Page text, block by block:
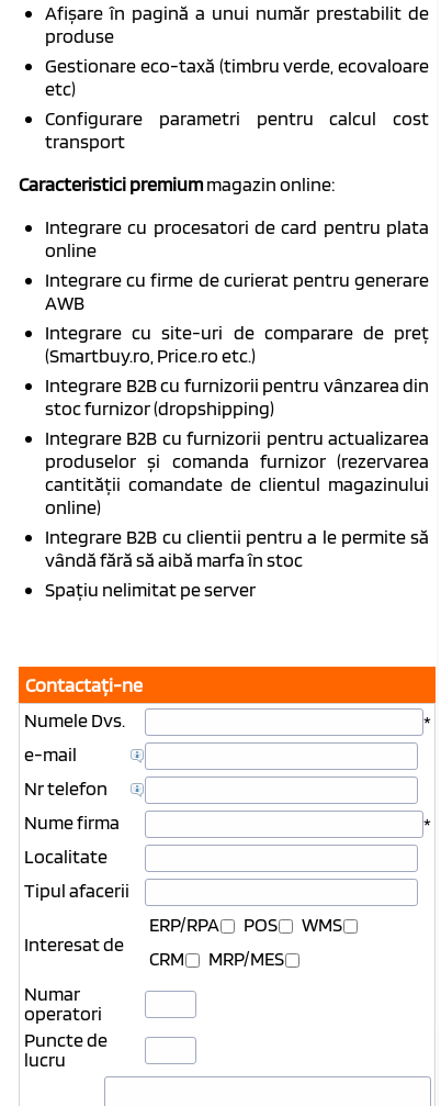
Afișare în pagină a unui număr prestabilit de
produse
Gestionare eco-taxă (timbru verde, ecovaloare
etc)
Configurare parametri pentru calcul cost
transport
Caracteristici premiummagazin online:
Integrare cu procesatori de card pentru plata
online
Integrare cu firme de curierat pentru generare
AWB
Integrare cu site-uri de comparare de preț
(Smartbuy.ro, Price.ro etc.)
Integrare B2B cu furnizorii pentru vânzarea din
stoc furnizor (dropshipping)
Integrare B2B cu furnizorii pentru actualizarea
produselor și comanda furnizor (rezervarea
cantității comandate de clientul magazinului
online)
Integrare B2B cu clientii pentru a le permite să
vândă fără să aibă marfa în stoc
Spațiu nelimitat pe server
Contactaţi-ne
Numele Dvs.
*
e-mail
Nr telefon
Nume firma
*
Localitate
Tipul afacerii
Interesat de
ERP/RPA POS
WMS
CRM
MRP/MES
Numar
operatori
Puncte de
lucru